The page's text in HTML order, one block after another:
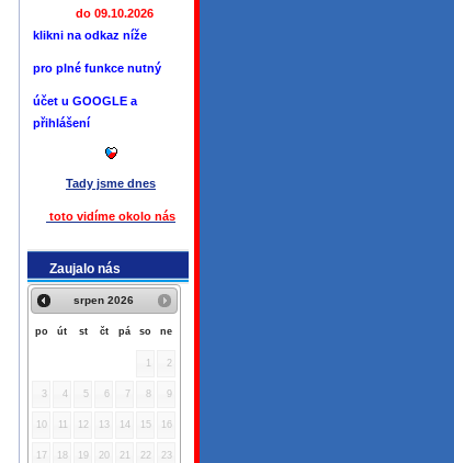
do 09.10.2026
klikni na odkaz níže
pro plné funkce nutný
účet u GOOGLE a
přihlášení
Tady jsme dnes
toto vidíme okolo nás
Zaujalo nás
srpen 2026
po út st čt pá so ne
1 2
3 4 5 6 7 8 9
10 11 12 13 14 15 16
17 18 19 20 21 22 23